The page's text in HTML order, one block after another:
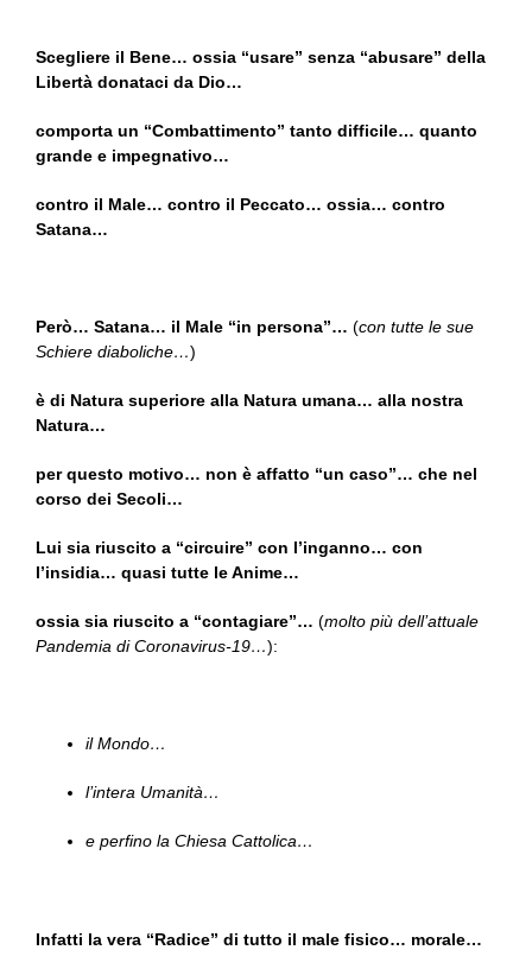
Scegliere il Bene… ossia “usare” senza “abusare” della
Libertà donataci da Dio…
comporta un “Combattimento” tanto difficile… quanto
grande e impegnativo…
contro il Male… contro il Peccato… ossia… contro
Satana…
Però… Satana… il Male “in persona”… (con tutte le sue
Schiere diaboliche…)
è di Natura superiore alla Natura umana… alla nostra
Natura…
per questo motivo… non è affatto “un caso”… che nel
corso dei Secoli…
Lui sia riuscito a “circuire” con l’inganno… con
l’insidia… quasi tutte le Anime…
ossia sia riuscito a “contagiare”… (molto più dell’attuale
Pandemia di Coronavirus-19…):
il Mondo…
l’intera Umanità…
e perfino la Chiesa Cattolica…
Infatti la vera “Radice” di tutto il male fisico… morale…